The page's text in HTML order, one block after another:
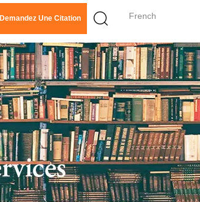
French
Demandez Une Citation